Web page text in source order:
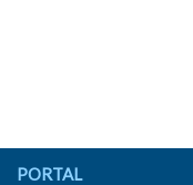
PORTAL